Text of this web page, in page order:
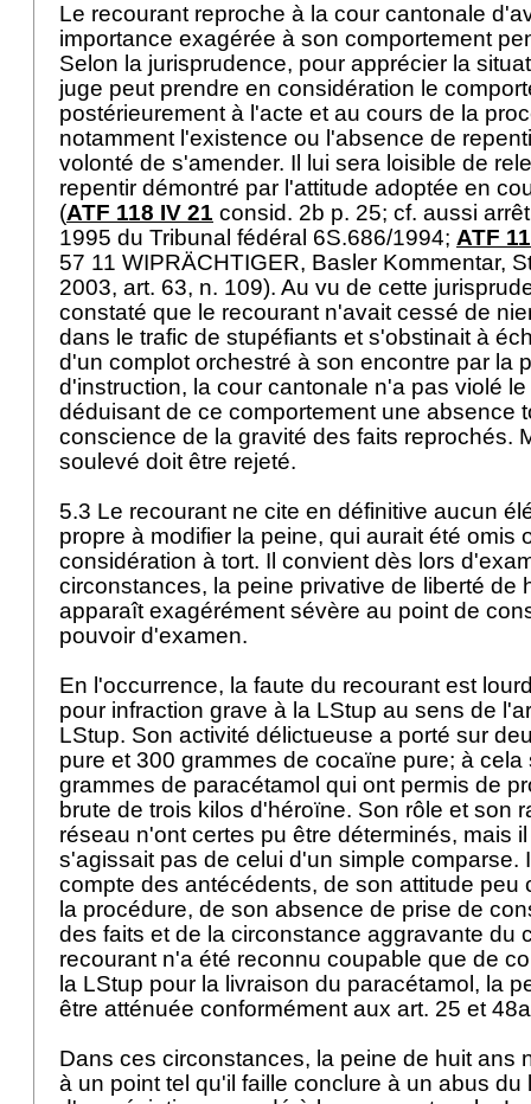
Le recourant reproche à la cour cantonale
importance exagérée à son comportement
Selon la jurisprudence, pour apprécier la
juge peut prendre en considération le
postérieurement à l'acte et au cours de la
notamment l'existence ou l'absence de
volonté de s'amender. Il lui sera loisible de
repentir démontré par l'attitude adoptée en
(ATF 118 IV 21 consid. 2b p. 25; cf. aussi
1995 du Tribunal fédéral 6S.686/1994; ATF
57 11 WIPRÄCHTIGER, Basler Kommentar,
2003, art. 63, n. 109). Au vu de cette
constaté que le recourant n'avait cessé de
dans le trafic de stupéfiants et s'obstinait à
d'un complot orchestré à son encontre par la
d'instruction, la cour cantonale n'a pas violé
déduisant de ce comportement une absence
conscience de la gravité des faits reprochés.
soulevé doit être rejeté.
5.3 Le recourant ne cite en définitive aucun
propre à modifier la peine, qui aurait été omis
considération à tort. Il convient dès lors
circonstances, la peine privative de liberté de
apparaît exagérément sévère au point de
pouvoir d'examen.
En l'occurrence, la faute du recourant est
pour infraction grave à la LStup au sens de l'
LStup. Son activité délictueuse a porté sur
pure et 300 grammes de cocaïne pure; à
grammes de paracétamol qui ont permis de
brute de trois kilos d'héroïne. Son rôle et son
réseau n'ont certes pu être déterminés, mais
s'agissait pas de celui d'un simple comparse.
compte des antécédents, de son attitude peu
la procédure, de son absence de prise de
des faits et de la circonstance aggravante du
recourant n'a été reconnu coupable que de
la LStup pour la livraison du paracétamol, la
être atténuée conformément aux art. 25 et
Dans ces circonstances, la peine de huit ans
à un point tel qu'il faille conclure à un abus du